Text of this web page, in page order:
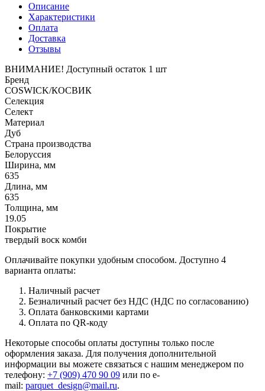
Описание
Характеристики
Оплата
Доставка
Отзывы
ВНИМАНИЕ! Доступный остаток 1 шт
Бренд
COSWICK/КОСВИК
Селекция
Селект
Материал
Дуб
Страна производства
Белоруссия
Ширина, мм
635
Длина, мм
635
Толщина, мм
19.05
Покрытие
твердый воск комби
Оплачивайте покупки удобным способом. Доступно 4
варианта оплаты:
Наличный расчет
Безналичный расчет без НДС (НДС по согласованию)
Оплата банковскими картами
Оплата по QR-коду
Некоторые способы оплаты доступны только после
оформления заказа. Для получения дополнительной
информации вы можете связаться с нашим менеджером по
телефону: +7 (909) 470 90 09 или по e-
mail: parquet_design@mail.ru.